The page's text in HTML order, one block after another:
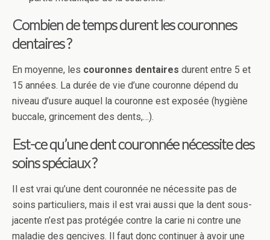
Combien de temps durent les couronnes
dentaires ?
En moyenne, les couronnes dentaires durent entre 5 et
15 années. La durée de vie d’une couronne dépend du
niveau d’usure auquel la couronne est exposée (hygiène
buccale, grincement des dents,…).
Est-ce qu’une dent couronnée nécessite des
soins spéciaux ?
Il est vrai qu’une dent couronnée ne nécessite pas de
soins particuliers, mais il est vrai aussi que la dent sous-
jacente n’est pas protégée contre la carie ni contre une
maladie des gencives. Il faut donc continuer à avoir une